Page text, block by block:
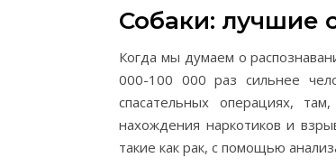
Собаки: лучшие
Когда мы думаем о
000-100 000 раз сильнее
спасательных операциях,
нахождения наркотиков и
такие как рак, с помощью